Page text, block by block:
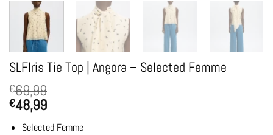
SLFIris Tie Top | Angora – Selected Femme
€69,99
€48,99
Selected Femme